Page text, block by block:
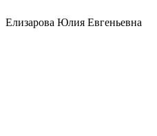
Елизарова Юлия Евгеньевна